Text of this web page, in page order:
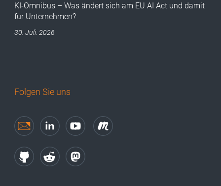
KI-Omnibus – Was ändert sich am EU AI Act und damit
für Unternehmen?
30. Juli. 2026
Folgen Sie uns